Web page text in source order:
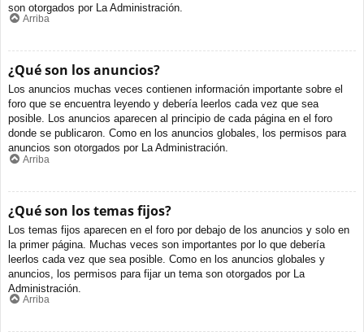
son otorgados por La Administración.
Arriba
¿Qué son los anuncios?
Los anuncios muchas veces contienen información importante sobre el
foro que se encuentra leyendo y debería leerlos cada vez que sea
posible. Los anuncios aparecen al principio de cada página en el foro
donde se publicaron. Como en los anuncios globales, los permisos para
anuncios son otorgados por La Administración.
Arriba
¿Qué son los temas fijos?
Los temas fijos aparecen en el foro por debajo de los anuncios y solo en
la primer página. Muchas veces son importantes por lo que debería
leerlos cada vez que sea posible. Como en los anuncios globales y
anuncios, los permisos para fijar un tema son otorgados por La
Administración.
Arriba